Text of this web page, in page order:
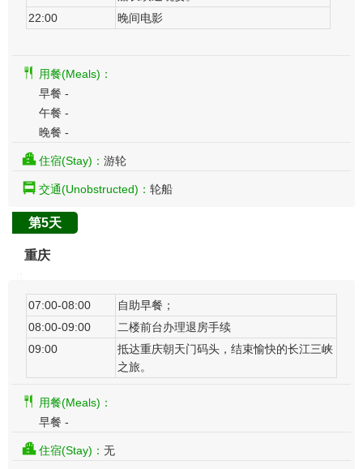
22:00
晚间电影
用餐(Meals)：
早餐 -
午餐 -
晚餐 -
住宿(Stay)： 游轮
交通(Unobstructed)： 轮船
第5天
重庆
07:00-08:00
自助早餐；
08:00-09:00
二楼前台办理退房手续
09:00
抵达重庆朝天门码头，结束愉快的长江三峡
之旅。
用餐(Meals)：
早餐 -
住宿(Stay)： 无